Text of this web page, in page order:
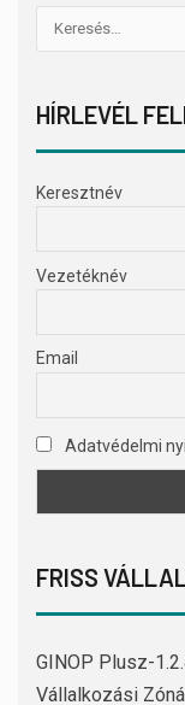
HÍRLEVÉL
Keresztnév
Vezetéknév
Email
Adatvédelmi
FRISS
GINOP Plusz-
Vállalkozási